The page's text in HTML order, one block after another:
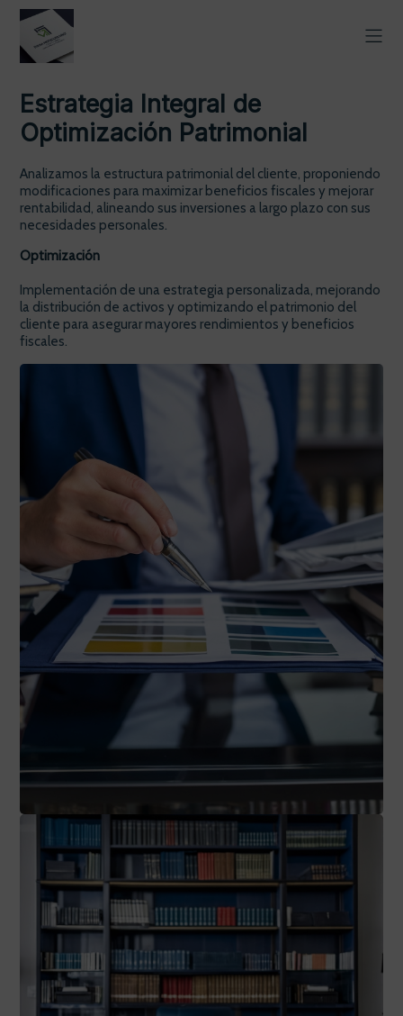
Estrategia Integral de
Optimización Patrimonial
Analizamos la estructura patrimonial del cliente, proponiendo
modificaciones para maximizar beneficios fiscales y mejorar
rentabilidad, alineando sus inversiones a largo plazo con sus
necesidades personales.
Optimización
Implementación de una estrategia personalizada, mejorando
la distribución de activos y optimizando el patrimonio del
cliente para asegurar mayores rendimientos y beneficios
fiscales.